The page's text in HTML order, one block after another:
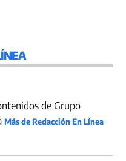
de Grupo
Más de Redacción En Línea